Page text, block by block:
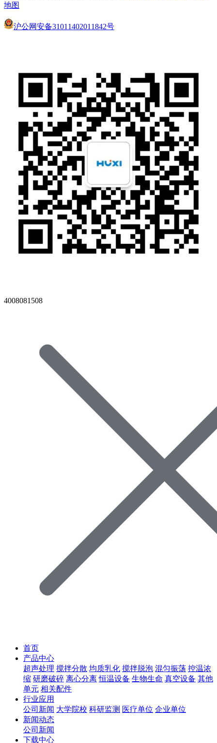
地图
沪公网安备31011402011842号
4008081508
首页
产品中心
超声处理 搅拌分散 均质乳化 搅拌脱泡 混匀振荡 控温浓
缩 研磨破碎 离心分离 恒温设备 生物生命 真空设备 其他
单元 相关配件
行业应用
公司新闻 大学院校 科研监测 医疗单位 企业单位
新闻动态
公司新闻
下载中心